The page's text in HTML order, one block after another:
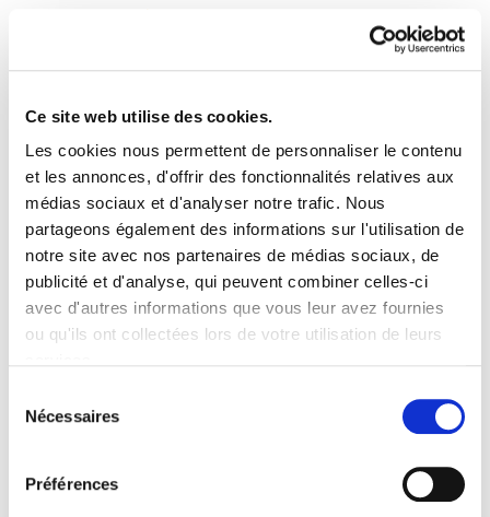
Ce site web utilise des cookies.
Les cookies nous permettent de personnaliser le contenu
et les annonces, d'offrir des fonctionnalités relatives aux
médias sociaux et d'analyser notre trafic. Nous
partageons également des informations sur l'utilisation de
notre site avec nos partenaires de médias sociaux, de
publicité et d'analyse, qui peuvent combiner celles-ci
avec d'autres informations que vous leur avez fournies
ou qu'ils ont collectées lors de votre utilisation de leurs
Nécessaires
Préférences
Sindikalgintza 446
Sindikalgintza 446.PDF 10.2 MB
PLAN DU SITE ACCESSIBILITÉ CONTACT
Manu Robles-Arangiz Institutua Fundazioa
Corderliers karrika 20 - 64100 Baiona -
Contact